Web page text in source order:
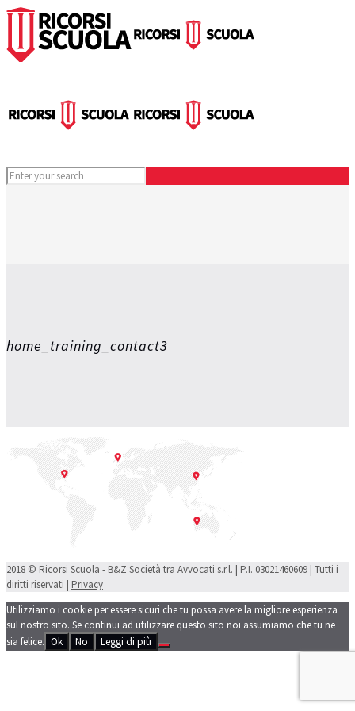
home_training_contact3
2018 © Ricorsi Scuola - B&Z Società tra Avvocati s.r.l. | P.I. 03021460609 | Tutti i
diritti riservati | Privacy
Utilizziamo i cookie per essere sicuri che tu possa avere la migliore esperienza
sul nostro sito. Se continui ad utilizzare questo sito noi assumiamo che tu ne
sia felice. Ok No Leggi di più